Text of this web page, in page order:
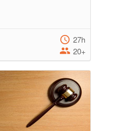
27h
20+